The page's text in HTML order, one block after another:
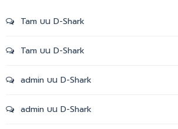
Tam บน D-Shark
Tam บน D-Shark
admin บน D-Shark
admin บน D-Shark